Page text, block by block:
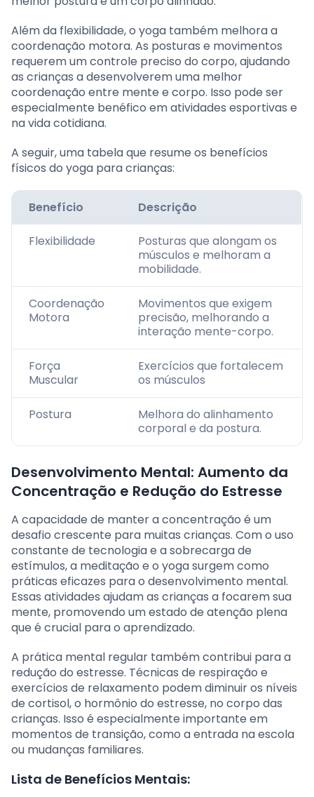
Além da flexibilidade, o yoga também melhora a
coordenação motora. As posturas e movimentos
requerem um controle preciso do corpo, ajudando
as crianças a desenvolverem uma melhor
coordenação entre mente e corpo. Isso pode ser
especialmente benéfico em atividades esportivas e
na vida cotidiana.
A seguir, uma tabela que resume os benefícios
físicos do yoga para crianças:
Benefício Descrição
Flexibilidade
Posturas que alongam os
músculos e melhoram a
mobilidade.
Coordenação
Motora
Movimentos que exigem
precisão, melhorando a
interação mente-corpo.
Força
Muscular
Exercícios que fortalecem
os músculos
Postura
Melhora do alinhamento
corporal e da postura.
Desenvolvimento Mental: Aumento da
Concentração e Redução do Estresse
A capacidade de manter a concentração é um
desafio crescente para muitas crianças. Com o uso
constante de tecnologia e a sobrecarga de
estímulos, a meditação e o yoga surgem como
práticas eficazes para o desenvolvimento mental.
Essas atividades ajudam as crianças a focarem sua
mente, promovendo um estado de atenção plena
que é crucial para o aprendizado.
A prática mental regular também contribui para a
redução do estresse. Técnicas de respiração e
exercícios de relaxamento podem diminuir os níveis
de cortisol, o hormônio do estresse, no corpo das
crianças. Isso é especialmente importante em
momentos de transição, como a entrada na escola
ou mudanças familiares.
Lista de Benefícios Mentais: